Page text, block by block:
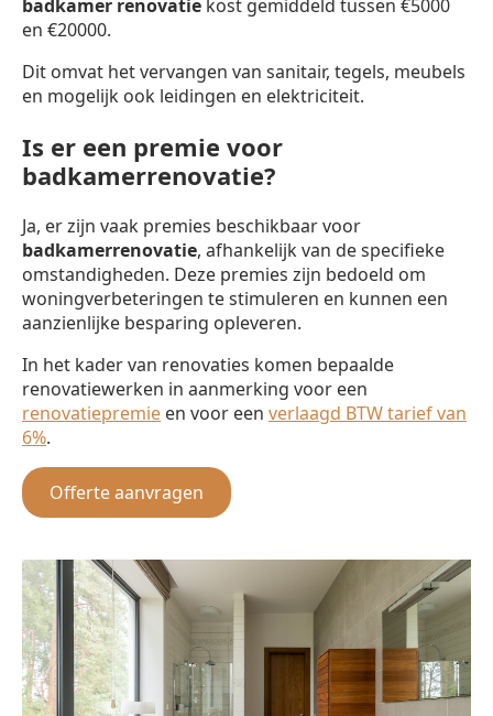
badkamer renovatie kost gemiddeld tussen €5000
en €20000.
Dit omvat het vervangen van sanitair, tegels, meubels
en mogelijk ook leidingen en elektriciteit.
Is er een premie voor
badkamerrenovatie?
Ja, er zijn vaak premies beschikbaar voor
badkamerrenovatie, afhankelijk van de specifieke
omstandigheden. Deze premies zijn bedoeld om
woningverbeteringen te stimuleren en kunnen een
aanzienlijke besparing opleveren.
In het kader van renovaties komen bepaalde
renovatiewerken in aanmerking voor een
renovatiepremie en voor een verlaagd BTW tarief van
6%.
Offerte aanvragen